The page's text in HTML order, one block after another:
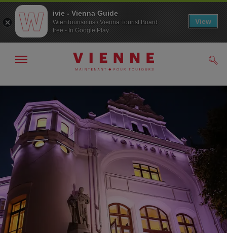
Navigation
Contenu
Afficher
la
ivie - Vienna Guide
WienTourismus / Vienna Tourist Board
free - In Google Play
View